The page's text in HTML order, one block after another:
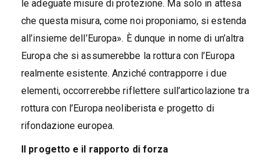
le adeguate misure di protezione. Ma solo in attesa
che questa misura, come noi proponiamo, si estenda
all’insieme dell’Europa». È dunque in nome di un’altra
Europa che si assumerebbe la rottura con l’Europa
realmente esistente. Anziché contrapporre i due
elementi, occorrerebbe riflettere sull’articolazione tra
rottura con l’Europa neoliberista e progetto di
rifondazione europea.
Il progetto e il rapporto di forza